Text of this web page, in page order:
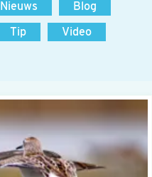
Nieuws
Blog
Tip
Video